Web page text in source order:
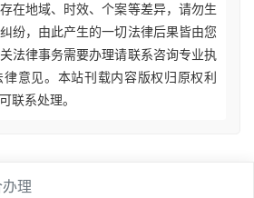
在地域、时效、个案等差异，请勿生
纷，由此产生的一切法律后果皆由您
法律事务需要办理请联系咨询专业执
意见。本站刊载内容版权归原权利
联系处理。
理